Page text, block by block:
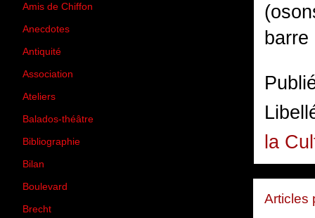
la
Articles
Amis de Chiffon
Anecdotes
Antiquité
Association
Ateliers
Balados-théâtre
Bibliographie
Bilan
Boulevard
Brecht